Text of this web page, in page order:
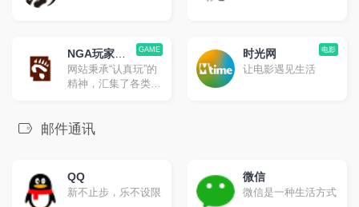
GAME
NGA玩家社
区
网站秉承“认真玩”的
精神，汇集了各类型
域向游戏玩家生活领
攻略、玩家生活、软
硬件消费等等内容。
电影
时光网
让电影遇见生活
邮件通讯
QQ
新不止步，乐不设限
微信
微信是一种生活方式